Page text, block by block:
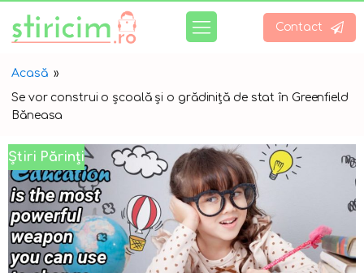
Contact
Acasă »
Se vor construi o școală și o grădiniță de stat în Greenfield
Băneasa
Știri Părinți